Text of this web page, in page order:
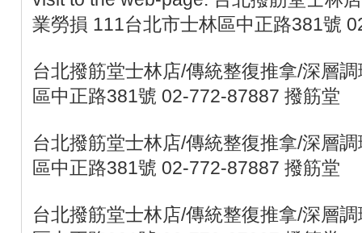
業勞損 111台北市士林區中正路381號
台北撥筋堂士林店/傳統整復推拿/深層
區中正路381號 02-772-87887 撥筋堂
台北撥筋堂士林店/傳統整復推拿/深層
區中正路381號 02-772-87887 撥筋堂
台北撥筋堂士林店/傳統整復推拿/深層